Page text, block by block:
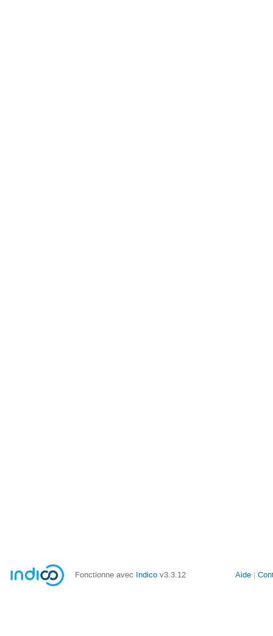
Fonctionne avec Indico v3.3.12 Aide